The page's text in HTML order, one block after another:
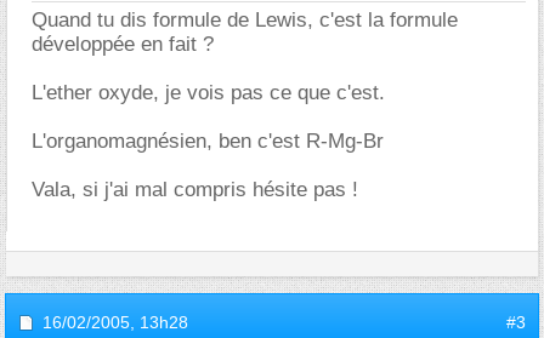
Quand tu dis formule de Lewis, c'est la formule
développée en fait ?
L'ether oxyde, je vois pas ce que c'est.
L'organomagnésien, ben c'est R-Mg-Br
Vala, si j'ai mal compris hésite pas !
16/02/2005, 13h28 #3